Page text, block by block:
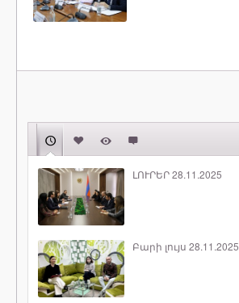
ԼՈՒՐԵՐ 28.11.2025
Բարի լույս 28.11.2025